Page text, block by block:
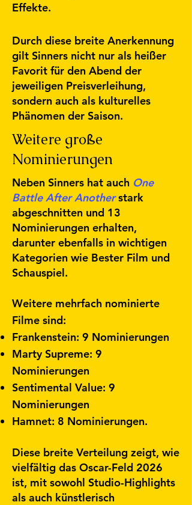
Effekte.
Durch diese breite Anerkennung
gilt Sinners nicht nur als heißer
Favorit für den Abend der
jeweiligen Preisverleihung,
sondern auch als kulturelles
Phänomen der Saison.
Weitere große
Nominierungen
Neben Sinners hat auch One
Battle After Anotherstark
abgeschnitten und 13
Nominierungen erhalten,
darunter ebenfalls in wichtigen
Kategorien wie Bester Film und
Schauspiel.
Weitere mehrfach nominierte
Filme sind:
Frankenstein: 9 Nominierungen
Marty Supreme: 9
Nominierungen
Sentimental Value: 9
Nominierungen
Hamnet: 8 Nominierungen.
Diese breite Verteilung zeigt, wie
vielfältig das Oscar-Feld 2026
ist, mit sowohl Studio-Highlights
als auch künstlerisch